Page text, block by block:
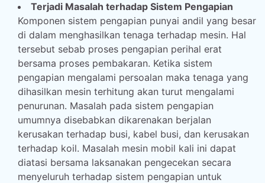
Terjadi Masalah terhadap Sistem Pengapian
Komponen sistem pengapian punyai andil yang besar
di dalam menghasilkan tenaga terhadap mesin. Hal
tersebut sebab proses pengapian perihal erat
bersama proses pembakaran. Ketika sistem
pengapian mengalami persoalan maka tenaga yang
dihasilkan mesin terhitung akan turut mengalami
penurunan. Masalah pada sistem pengapian
umumnya disebabkan dikarenakan berjalan
kerusakan terhadap busi, kabel busi, dan kerusakan
terhadap koil. Masalah mesin mobil kali ini dapat
diatasi bersama laksanakan pengecekan secara
menyeluruh terhadap sistem pengapian untuk